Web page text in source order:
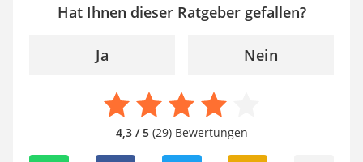
Hat Ihnen dieser Ratgeber gefallen?
Ja Nein
4,3 / 5(29) Bewertungen